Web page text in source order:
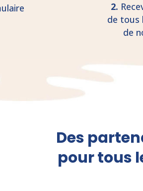
2.
de tous
de
Des
pour tous